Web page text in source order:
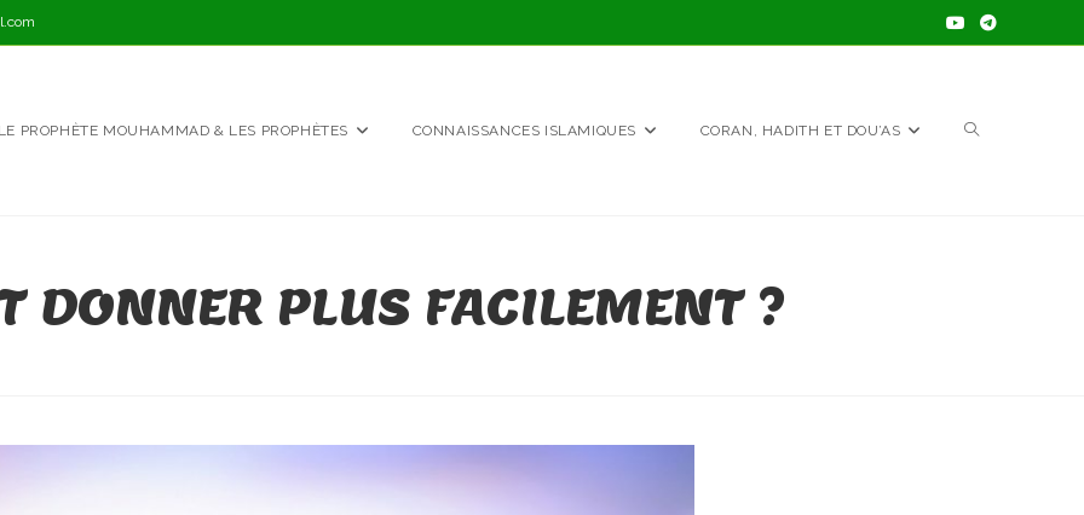
LE PROPHÈTE MOUHAMMAD & LES PROPHÈTES CONNAISSANCES ISLAMIQUES CORAN, HADITH ET DOU’AS TOGGLE
DONNER PLUS FACILEMENT ?